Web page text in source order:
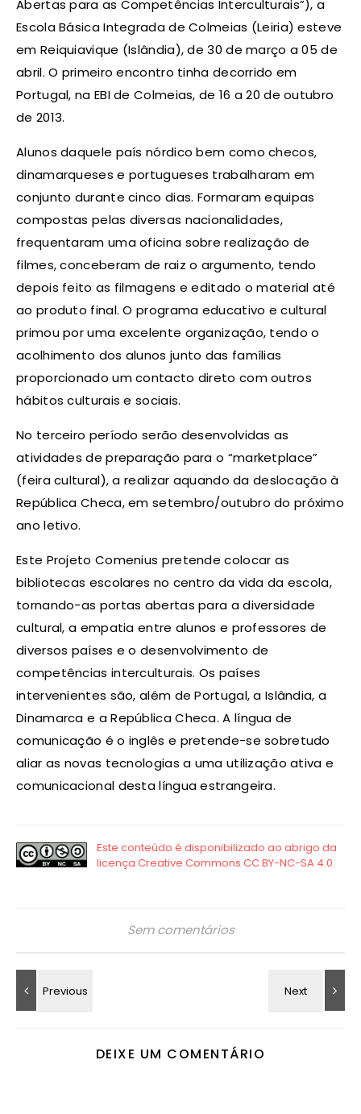
Abertas para as Competências Interculturais”), a
Escola Básica Integrada de Colmeias (Leiria) esteve
em Reiquiavique (Islândia), de 30 de março a 05 de
abril. O primeiro encontro tinha decorrido em
Portugal, na EBI de Colmeias, de 16 a 20 de outubro
de 2013.
Alunos daquele país nórdico bem como checos,
dinamarqueses e portugueses trabalharam em
conjunto durante cinco dias. Formaram equipas
compostas pelas diversas nacionalidades,
frequentaram uma oficina sobre realização de
filmes, conceberam de raiz o argumento, tendo
depois feito as filmagens e editado o material até
ao produto final. O programa educativo e cultural
primou por uma excelente organização, tendo o
acolhimento dos alunos junto das famílias
proporcionado um contacto direto com outros
hábitos culturais e sociais.
No terceiro período serão desenvolvidas as
atividades de preparação para o “marketplace”
(feira cultural), a realizar aquando da deslocação à
República Checa, em setembro/outubro do próximo
ano letivo.
Este Projeto Comenius pretende colocar as
bibliotecas escolares no centro da vida da escola,
tornando-as portas abertas para a diversidade
cultural, a empatia entre alunos e professores de
diversos países e o desenvolvimento de
competências interculturais. Os países
intervenientes são, além de Portugal, a Islândia, a
Dinamarca e a República Checa. A língua de
comunicação é o inglês e pretende-se sobretudo
aliar as novas tecnologias a uma utilização ativa e
comunicacional desta língua estrangeira.
Sem comentários
DEIXE UM COMENTÁRIO